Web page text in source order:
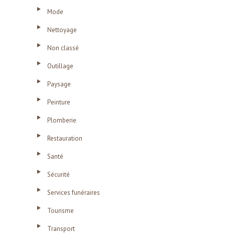
Mode
Nettoyage
Non classé
Outillage
Paysage
Peinture
Plomberie
Restauration
Santé
Sécurité
Services funéraires
Tourisme
Transport